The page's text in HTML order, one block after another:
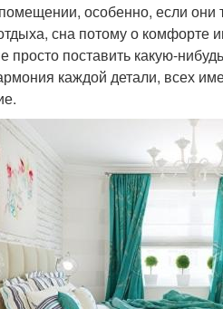
особенно, если
сна потому о комфорте
поставить какую-
каждой детали, всех